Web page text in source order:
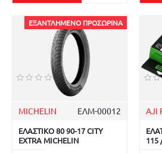
ΕΞΑΝΤΛΗΜΈΝΟ ΠΡΟΣΩΡΙΝΆ
MICHELIN ΕΛΜ-00012
ΕΛΑΣΤΙΚΟ 80 90-17 CITY
EXTRA MICHELIN
AJI
115